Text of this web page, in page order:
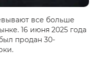
все больше
16 июня 2025 года
продан 30-